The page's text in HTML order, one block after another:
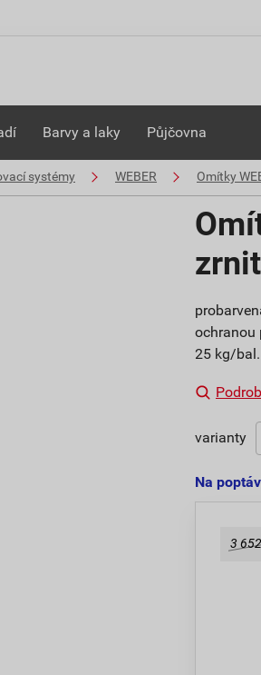
Barvy a laky Půjčovna
systémy WEBER Omítky
ochranou
25 kg/bal.
varianty
Na
3